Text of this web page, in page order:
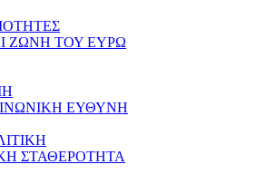
ΖΩΝΗ ΤΟΥ ΕΥΡΩ
ΕΥΘΥΝΗ
ΣΤΑΘΕΡΟΤΗΤΑ